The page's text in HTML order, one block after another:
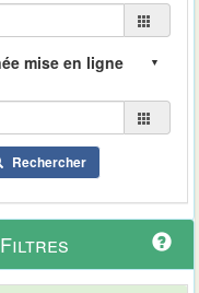
Rechercher
Filtres